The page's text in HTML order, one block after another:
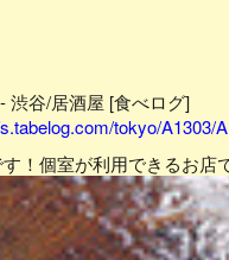
渋谷/居酒屋 [食べログ]
tokyo/A1303/
！個室が利用できるお